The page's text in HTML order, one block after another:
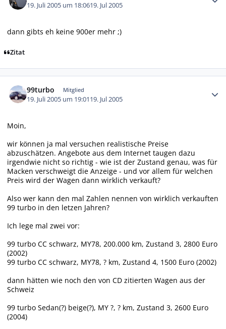
19. Juli 2005 um 18:0619. Jul 2005
dann gibts eh keine 900er mehr ;)
Zitat
99turbo Mitglied
19. Juli 2005 um 19:0119. Jul 2005
Moin,
wir können ja mal versuchen realistische Preise
abzuschätzen. Angebote aus dem Internet taugen dazu
irgendwie nicht so richtig - wie ist der Zustand genau, was für
Macken verschweigt die Anzeige - und vor allem für welchen
Preis wird der Wagen dann wirklich verkauft?
Also wer kann den mal Zahlen nennen von wirklich verkauften
99 turbo in den letzen Jahren?
Ich lege mal zwei vor:
99 turbo CC schwarz, MY78, 200.000 km, Zustand 3, 2800 Euro
(2002)
99 turbo CC schwarz, MY78, ? km, Zustand 4, 1500 Euro (2002)
dann hätten wie noch den von CD zitierten Wagen aus der
Schweiz
99 turbo Sedan(?) beige(?), MY ?, ? km, Zustand 3, 2600 Euro
(2004)